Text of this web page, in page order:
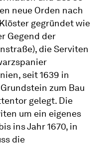
neue Orden nach
gegründet wie
Gegend der
die Serviten
seit 1639 in
zum Bau
gelegt. Die
um ein eigenes
ins Jahr 1670, in
die